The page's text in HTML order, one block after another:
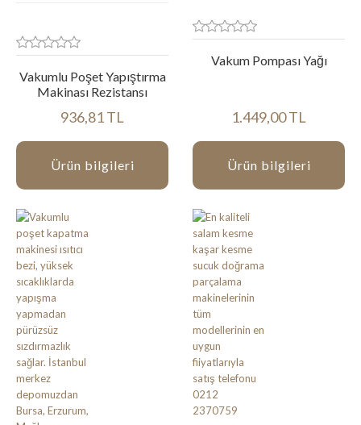
Vakumlu Poşet Yapıştırma
Makinası Rezistansı
936,81 TL
Ürün bilgileri
Vakum Pompası Yağı
1.449,00 TL
Ürün bilgileri